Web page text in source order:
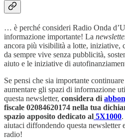
… è perché consideri Radio Onda
informazione importante! La
ancora più visibilità a lotte, iniziative,
da sempre vive senza pubblicità,
aiuto e le iniziative di
Se pensi che sia importante
aumentare gli spazi di informazione
questa newsletter, considera di
fiscale 02084620174 nella tua
spazio apposito dedicato al 5X1000
aiutaci diffondendo questa newsletter
radio!